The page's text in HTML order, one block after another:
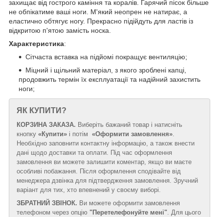
захищає від гострого каміння та коралів. Гарячий пісок більше
не обпікатиме ваші ноги. М'який неопрен не натирає, а
еластично обтягує ногу. Прекрасно підійдуть для ластів із
відкритою п'ятою замість носка.
Характеристика:
Сітчаста вставка на підйомі покращує вентиляцію;
Міцний і щільний матеріал, з якого зроблені капці,
продовжить термін їх експлуатації та надійний захистить
ноги;
ЯК КУПИТИ?
КОРЗИНА ЗАКАЗА. Виберіть бажаний товар і натисніть
кнопку «Купити» і потім «Оформити замовлення»
Необхідно заповнити контактну інформацію, а також внести
дані щодо доставки та оплати. Під час оформлення
замовлення ви можете залишити коментар, якщо ви маєте
особливі побажання. Після оформлення сподівайте від
менеджера дзвінка для підтвердження замовлення. Зручний
варіант для тих, хто впевнений у своєму виборі.
ЗБРАТНИЙ ЗВІНОК. Ви можете оформити замовлення
телефоном через опцію "Перетелефонуйте мені" . Для цього